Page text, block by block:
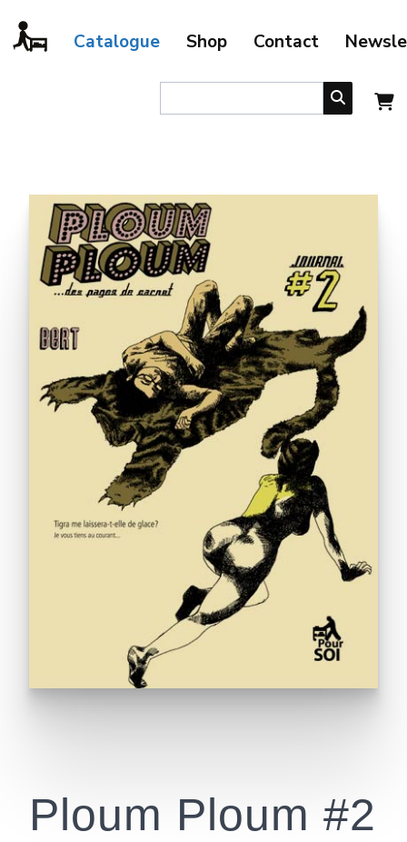
Catalogue Shop Contact
Ploum Ploum #2